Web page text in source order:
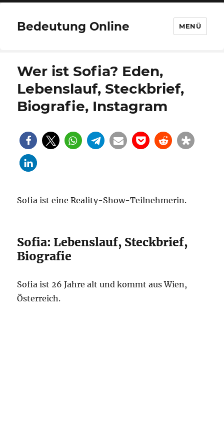
Bedeutung Online MENÜ
Wer ist Sofia? Eden,
Lebenslauf, Steckbrief,
Biografie, Instagram
Sofia ist eine Reality-Show-Teilnehmerin.
Sofia: Lebenslauf, Steckbrief,
Biografie
Sofia ist 26 Jahre alt und kommt aus Wien,
Österreich.